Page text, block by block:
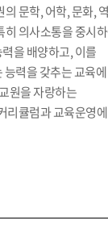
문학, 어학, 문화,
히 의사소통을 중시
을 배양하고, 이를
능력을 갖추는 교육에
원을 자랑하는
리큘럼과 교육운영에